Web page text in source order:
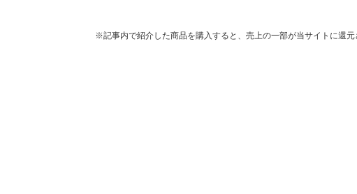
※記事内で紹介した商品を購入すると、売上の一部が当サイトに還元